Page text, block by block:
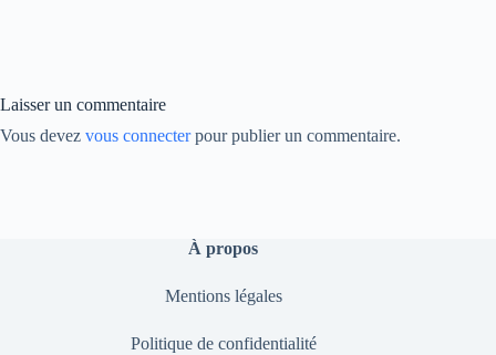
Laisser un commentaire
Vous devez vous connecterpour publier un commentaire.
À propos
Mentions légales
Politique de confidentialité